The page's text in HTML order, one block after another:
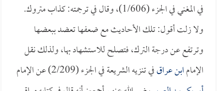
في المغني في الجزء (1/606)، وقال في ترجمته: كذاب متروك.
ولا زلت أقول: تلك الأحاديث مع ضعفها تعضد ببعضها
وترتفع عن درجة الترك، فتصلح للاستشهاد بها، ولذلك نقل
الإمامابن عراقفي تنزيه الشريعة في الجزء (2/209) عن الإمام